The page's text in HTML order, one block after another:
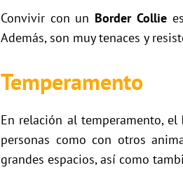
Convivir con un Border Collie
Además, son muy tenaces y
Temperamento
En relación al temperamento, el
personas como con otros
grandes espacios, así como